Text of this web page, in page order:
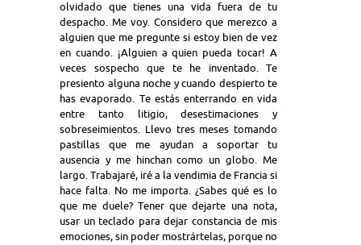
olvidado que tienes una vida fuera de tu
despacho. Me voy. Considero que merezco a
alguien que me pregunte si estoy bien de vez
en cuando. ¡Alguien a quien pueda tocar! A
veces sospecho que te he inventado. Te
presiento alguna noche y cuando despierto te
has evaporado. Te estás enterrando en vida
entre tanto litigio, desestimaciones y
sobreseimientos. Llevo tres meses tomando
pastillas que me ayudan a soportar tu
ausencia y me hinchan como un globo. Me
largo. Trabajaré, iré a la vendimia de Francia si
hace falta. No me importa. ¿Sabes qué es lo
que me duele? Tener que dejarte una nota,
usar un teclado para dejar constancia de mis
emociones, sin poder mostrártelas, porque no